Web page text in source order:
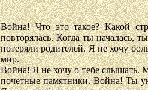
Война! Что это такое? Какой
повторялась. Когда ты началась,
потеряли родителей. Я не хочу
мир.
Война! Я не хочу о тебе слышать.
почетные памятники. Война! Ты